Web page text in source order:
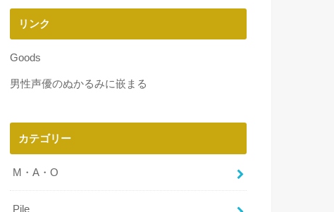
リンク
Goods
男性声優のぬかるみに嵌まる
カテゴリー
M・A・O
Pile